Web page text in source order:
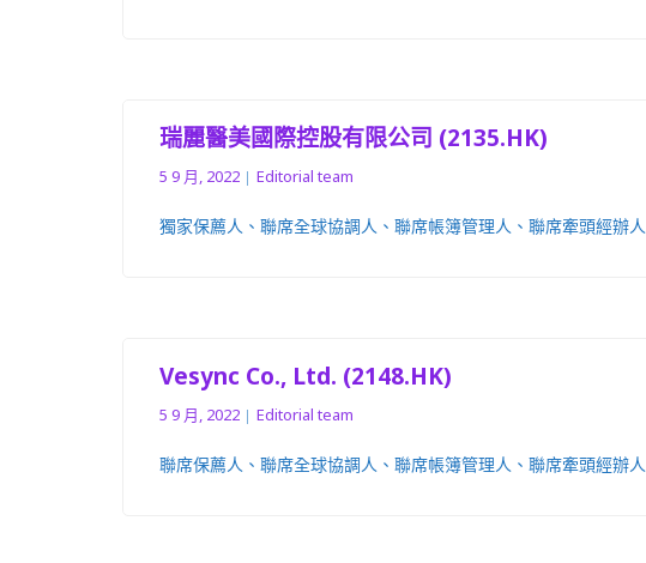
瑞麗醫美國際控股有限公司 (2135.HK)
5 9 月, 2022 Editorial team
獨家保薦人、聯席全球協調人、聯席帳簿管理人、聯席牽頭經辦人
Vesync Co., Ltd. (2148.HK)
5 9 月, 2022 Editorial team
聯席保薦人、聯席全球協調人、聯席帳簿管理人、聯席牽頭經辦人